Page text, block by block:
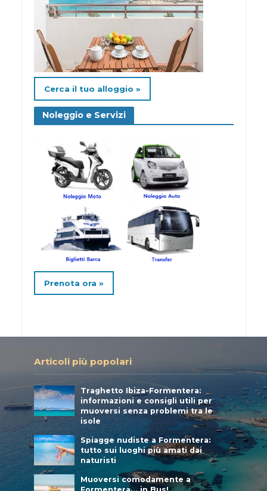
Cerca il tuo alloggio »
Noleggio e Servizi
Prenota ora »
Articoli più popolari
Traghetto Ibiza-Formentera:
informazioni e consigli utili per
muoversi senza problemi tra le
isole
Spiagge nudiste a Formentera:
tutto sui luoghi più amati dai
naturisti
Muoversi comodamente a